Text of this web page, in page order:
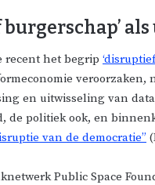
recent het begrip
en uitwisseling van
de politiek ook, en
van de democratie”
Public Space